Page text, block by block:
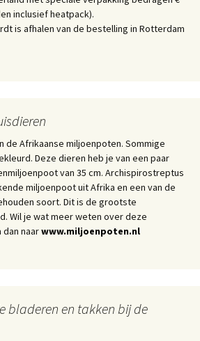
inclusief heatpack).
is afhalen van de bestelling in Rotterdam
de Afrikaanse miljoenpoten. Sommige
Deze dieren heb je van een paar
van 35 cm. Archispirostreptus
miljoenpoot uit Afrika en een van de
soort. Dit is de grootste
Wil je wat meer weten over deze
naarwww.miljoenpoten.nl
bladeren en takken bij de